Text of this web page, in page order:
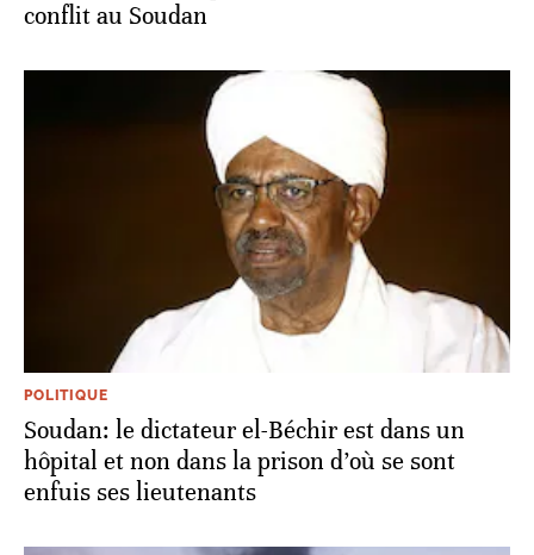
conflit au Soudan
POLITIQUE
Soudan: le dictateur el-Béchir est dans un
hôpital et non dans la prison d’où se sont
enfuis ses lieutenants